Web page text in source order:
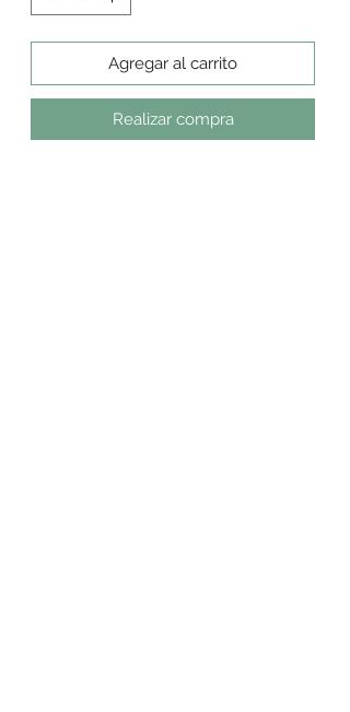
Agregar al carrito
Realizar compra